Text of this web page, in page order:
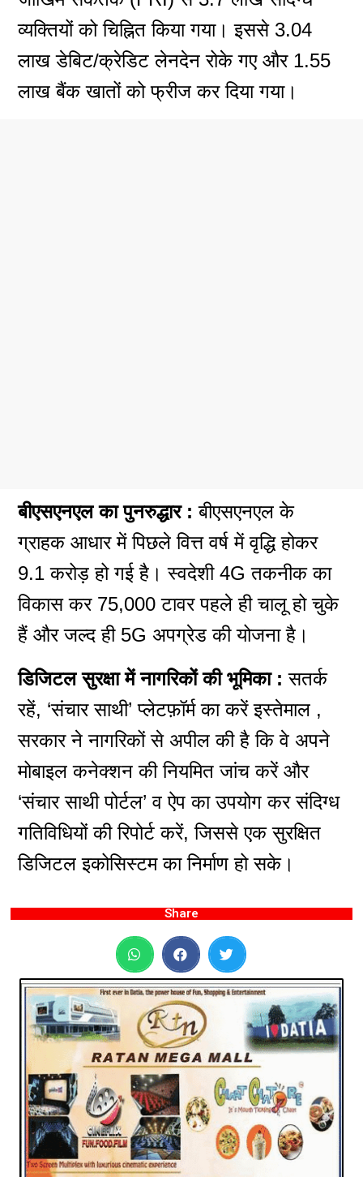
व्यक्तियों को चिह्नित किया गया। इससे 3.04
लाख डेबिट/क्रेडिट लेनदेन रोके गए और 1.55
लाख बैंक खातों को फ्रीज कर दिया गया।
बीएसएनएल का पुनरुद्धार :बीएसएनएल के
ग्राहक आधार में पिछले वित्त वर्ष में वृद्धि होकर
9.1 करोड़ हो गई है। स्वदेशी 4G तकनीक का
विकास कर 75,000 टावर पहले ही चालू हो चुके
हैं और जल्द ही 5G अपग्रेड की योजना है।
डिजिटल सुरक्षा में नागरिकों की भूमिका :सतर्क
रहें, ‘संचार साथी’ प्लेटफ़ॉर्म का करें इस्तेमाल ,
सरकार ने नागरिकों से अपील की है कि वे अपने
मोबाइल कनेक्शन की नियमित जांच करें और
‘संचार साथी पोर्टल’ व ऐप का उपयोग कर संदिग्ध
गतिविधियों की रिपोर्ट करें, जिससे एक सुरक्षित
डिजिटल इकोसिस्टम का निर्माण हो सके।
Share